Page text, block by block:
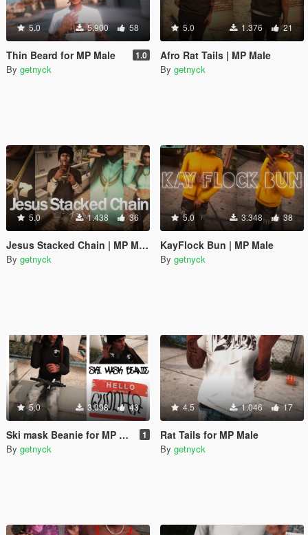
5.0 5.900 58
Thin Beard for MP Male 1.0
By getnyck
5.0 1.376 21
Afro Rat Tails | MP Male
By getnyck
5.0 1.438 36
Jesus Stacked Chain | MP Male / Female
By getnyck
5.0 3.348 38
KayFlock Bun | MP Male
By getnyck
5.0 3.098 43
Ski mask Beanie for MP Male 1
By getnyck
4.5 1.046 17
Rat Tails for MP Male
By getnyck